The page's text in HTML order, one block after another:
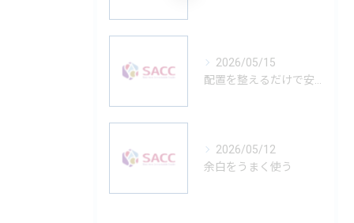
2026/05/15
2026/05/12
余白をうまく使う